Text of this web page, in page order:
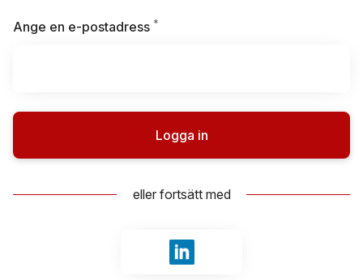
Ange en e-postadress *
Logga in
eller fortsätt med
Logga in med LinkedIn